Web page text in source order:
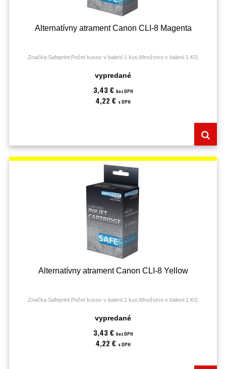
Alternatívny atrament Canon CLI-8 Magenta
Značka:Safeprint;Počet kusov v balení:1 kus;Množstvo v balení:1 KS;
vypredané
3,43 € bez DPH
4,22 € s DPH
Alternatívny atrament Canon CLI-8 Yellow
Značka:Safeprint;Počet kusov v balení:1 kus;Množstvo v balení:1 KS;
vypredané
3,43 € bez DPH
4,22 € s DPH